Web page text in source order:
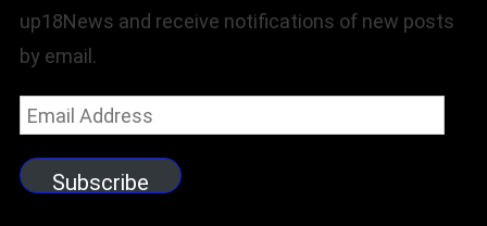
up18News and receive notifications of new posts
by email.
Email
Subscribe